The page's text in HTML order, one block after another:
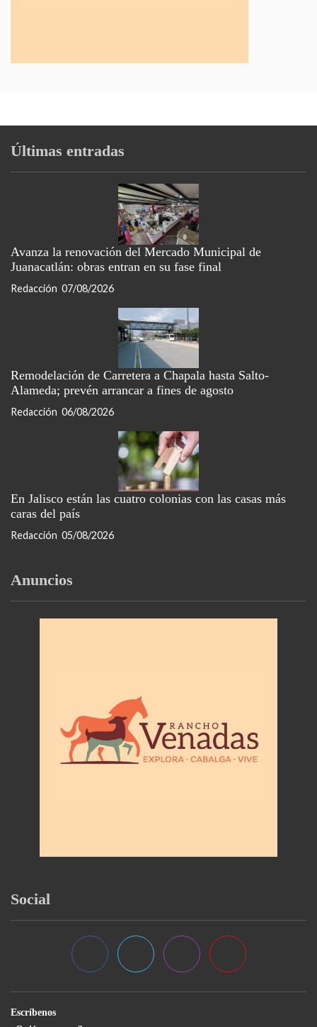
Últimas entradas
Avanza la renovación del Mercado Municipal de
Juanacatlán: obras entran en su fase final
Redacción 07/08/2026
Remodelación de Carretera a Chapala hasta Salto-
Alameda; prevén arrancar a fines de agosto
Redacción 06/08/2026
En Jalisco están las cuatro colonias con las casas más
caras del país
Redacción 05/08/2026
Anuncios
Social
Escríbenos